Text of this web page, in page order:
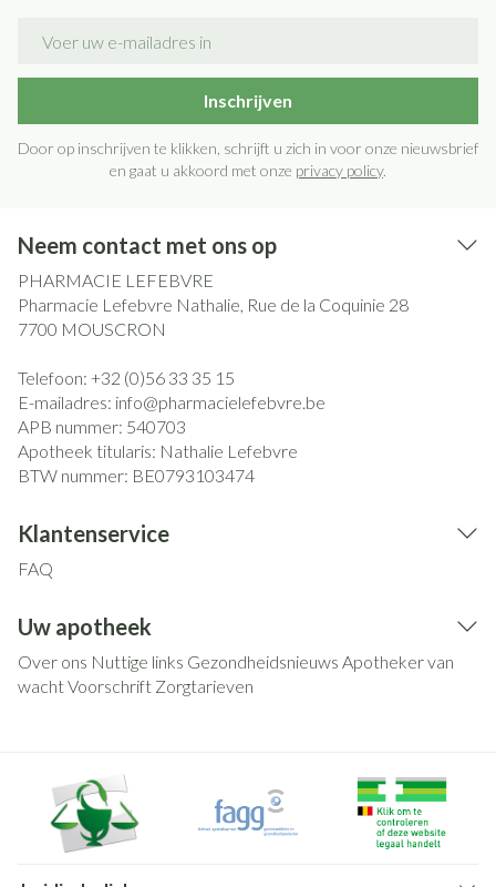
Inschrijven
Door op inschrijven te klikken, schrijft u zich in voor onze nieuwsbrief
en gaat u akkoord met onze privacy policy.
Neem contact met ons op
PHARMACIE LEFEBVRE
Pharmacie Lefebvre Nathalie, Rue de la Coquinie 28
7700 MOUSCRON
Telefoon: +32 (0)56 33 35 15
E-mailadres: info@pharmacielefebvre.be
APB nummer: 540703
Apotheek titularis: Nathalie Lefebvre
BTW nummer: BE0793103474
Klantenservice
FAQ
Uw apotheek
Over ons Nuttige links Gezondheidsnieuws Apotheker van
wachtVoorschrift Zorgtarieven